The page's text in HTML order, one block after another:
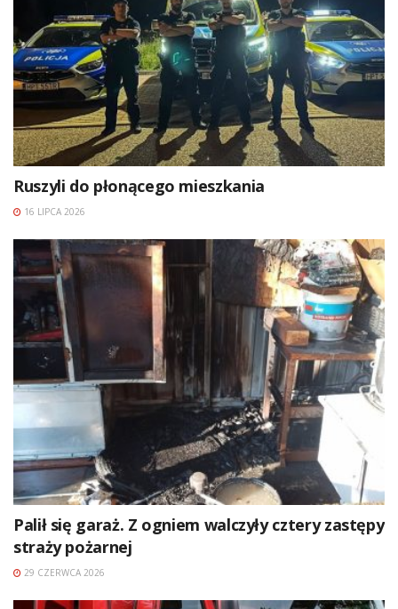
Ruszyli do płonącego mieszkania
16 LIPCA 2026
Palił się garaż. Z ogniem walczyły cztery zastępy
straży pożarnej
29 CZERWCA 2026